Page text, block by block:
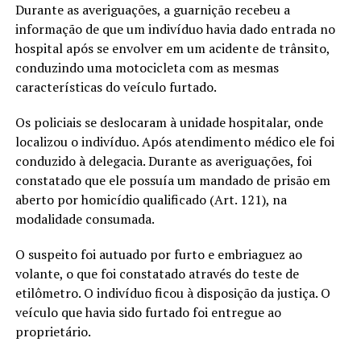
Durante as averiguações, a guarnição recebeu a
informação de que um indivíduo havia dado entrada no
hospital após se envolver em um acidente de trânsito,
conduzindo uma motocicleta com as mesmas
características do veículo furtado.
Os policiais se deslocaram à unidade hospitalar, onde
localizou o indivíduo. Após atendimento médico ele foi
conduzido à delegacia. Durante as averiguações, foi
constatado que ele possuía um mandado de prisão em
aberto por homicídio qualificado (Art. 121), na
modalidade consumada.
O suspeito foi autuado por furto e embriaguez ao
volante, o que foi constatado através do teste de
etilômetro. O indivíduo ficou à disposição da justiça. O
veículo que havia sido furtado foi entregue ao
proprietário.